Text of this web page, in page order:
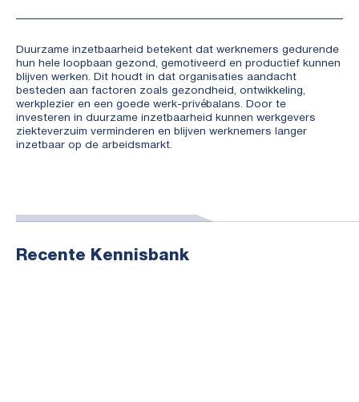
Duurzame inzetbaarheid betekent dat werknemers gedurende
hun hele loopbaan gezond, gemotiveerd en productief kunnen
blijven werken. Dit houdt in dat organisaties aandacht
besteden aan factoren zoals gezondheid, ontwikkeling,
werkplezier en een goede werk-privébalans. Door te
investeren in duurzame inzetbaarheid kunnen werkgevers
ziekteverzuim verminderen en blijven werknemers langer
inzetbaar op de arbeidsmarkt.
Recente Kennisbank